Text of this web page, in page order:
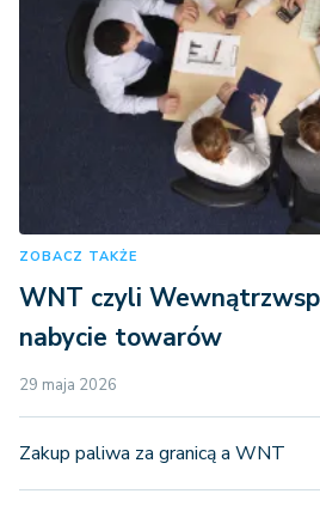
ZOBACZ TAKŻE
WNT czyli
nabycie towarów
29 maja 2026
Zakup paliwa za granicą a WNT